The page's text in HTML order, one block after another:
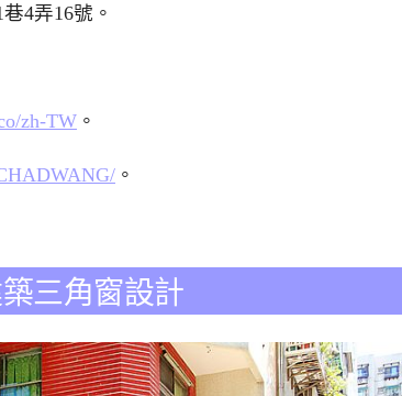
4弄16號。
zh-TW 。
。
三角窗設計